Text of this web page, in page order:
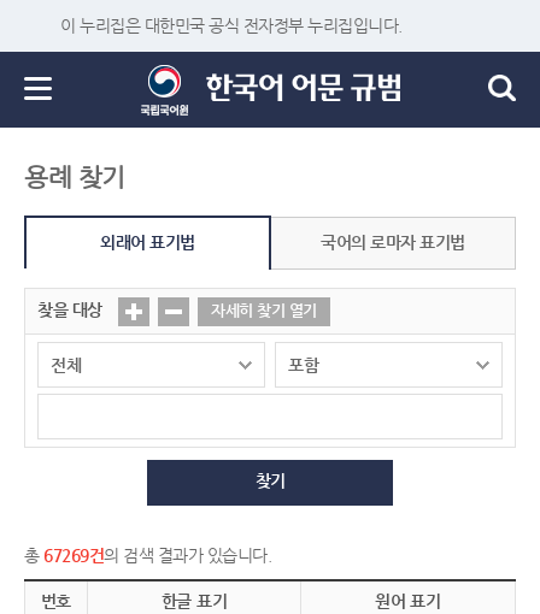
이 누리집은 대한민국 공식 전자정부 누리집입니다.
용례 찾기
외래어 표기법 국어의 로마자 표기법
찾을 대상 자세히 찾기 열기
찾기
총 67269건의 검색 결과가 있습니다.
번호 한글 표기 원어 표기